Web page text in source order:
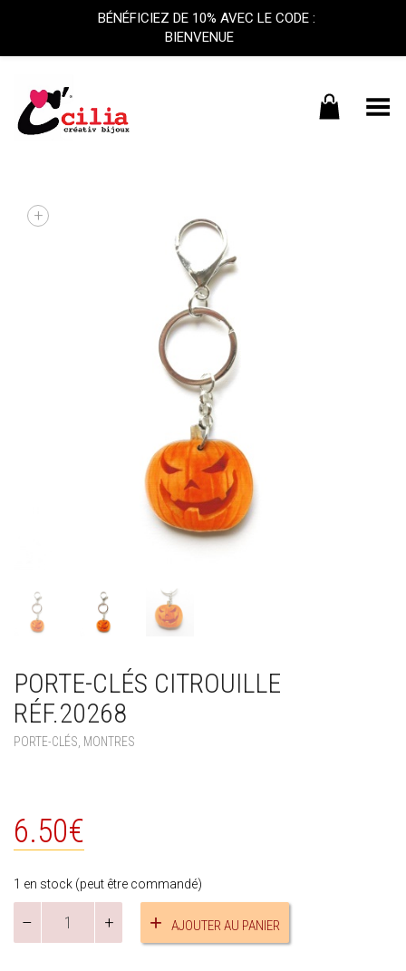
Basculer le menu
+
PORTE-CLÉS CITROUILLE
RÉF.20268
PORTE-CLÉS, MONTRES
6.50€
1 en stock (peut être commandé)
Porte-
AJOUTER AU PANIER
BÉNÉFICIEZ DE 10% AVEC LE CODE :
BIENVENUE